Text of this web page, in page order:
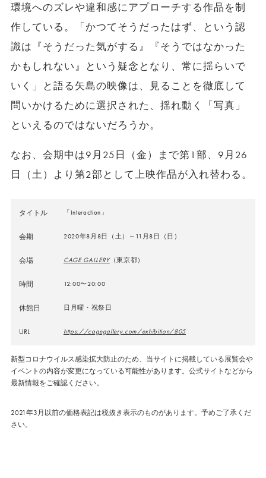
環境へのズレや違和感にアプローチする作品を制
作している。「かつてそうだったはず、という認
識は『そうだった気がする』『そうではなかった
かもしれない』という疑念となり、常に揺らいで
いく」と語る矢島の映像は、見ることを徹底して
問いかけるために選択された、揺れ動く「写真」
といえるのではないだろうか。
なお、会期中は9月25日（金）まで第1部、9月26
日（土）より第2部として上映作品が入れ替わる。
タイトル 「Interaction」
会期 2020年8月8日（土）～11月8日（日）
会場 CAGE GALLERY（東京都）
時間 12:00〜20:00
休館日 日月曜・祝祭日
URL https://cagegallery.com/exhibition/805
新型コロナウイルス感染拡大防止のため、当サイトに掲載している展覧会や
イベントの内容が変更になっている可能性があります。公式サイトなどから
最新情報をご確認ください。
2021年3月以前の価格表記は税抜き表示のものがあります。予めご了承くだ
さい。